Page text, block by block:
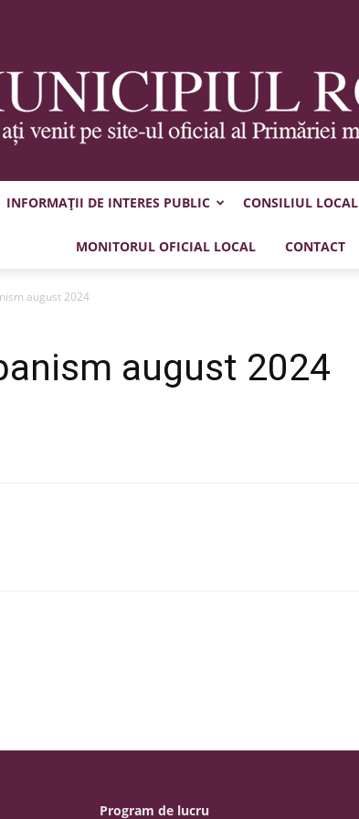
Municipiul
Roman
INFORMAȚII DE INTERES PUBLIC CONSILIUL LOCAL
MONITORUL OFICIAL LOCAL CONTACT
august 2024
august 2024
Program de lucru